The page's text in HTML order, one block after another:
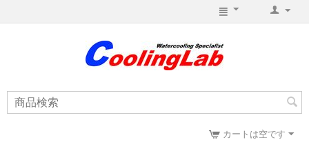
カートは空です